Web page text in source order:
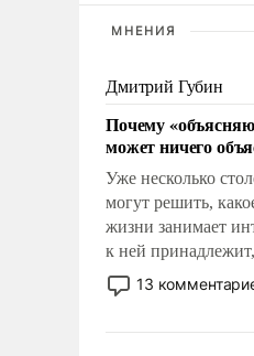
МНЕНИЯ
Дмитрий Губин
Почему
может ничего
Уже несколько
могут решить,
жизни занимает
к ней
исключили с правом
восстановления и
13